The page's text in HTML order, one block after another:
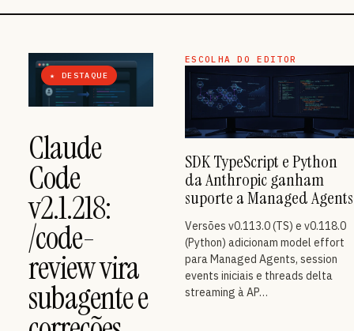
★ DESTAQUE
Claude
Code
v2.1.218:
/code-
review vira
subagente e
ESCOLHA DO EDITOR
SDK TypeScript e Python
da Anthropic ganham
suporte a Managed Agents
Versões v0.113.0 (TS) e v0.118.0
(Python) adicionam model effort
para Managed Agents, session
events iniciais e threads delta
streaming à AP…